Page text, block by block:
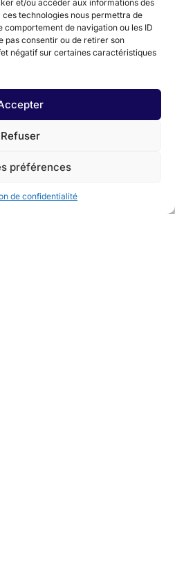
et/ou accéder aux informations des
technologies nous permettra de
comportement de navigation ou les ID
pas consentir ou de retirer son
négatif sur certaines caractéristiques
Refuser
préférences
de confidentialité